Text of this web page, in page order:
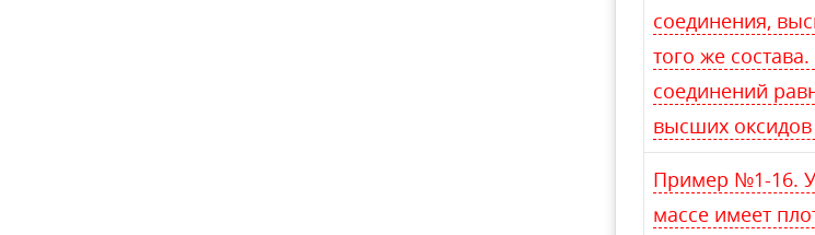
соединения,
того же
соединений
высших
Пример №1-16.
массе имеет